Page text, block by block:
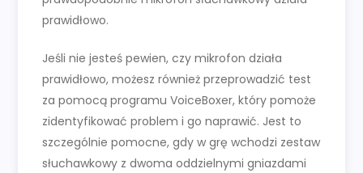
prawidłowo.
Jeśli nie jesteś pewien, czy mikrofon działa
prawidłowo, możesz również przeprowadzić test
za pomocą programu VoiceBoxer, który pomoże
zidentyfikować problem i go naprawić. Jest to
szczególnie pomocne, gdy w grę wchodzi zestaw
słuchawkowy z dwoma oddzielnymi gniazdami